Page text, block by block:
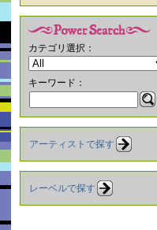
カテゴリ選択：
キーワード：
アーティストで探す
レーベルで探す